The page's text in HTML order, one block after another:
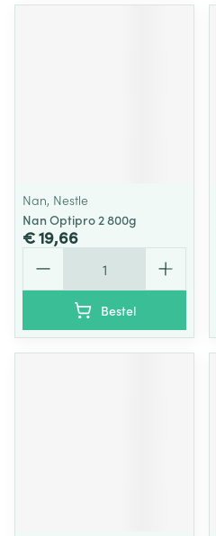
Nan, Nestle
Nan Optipro 2 800g
€ 19,66
Bestel